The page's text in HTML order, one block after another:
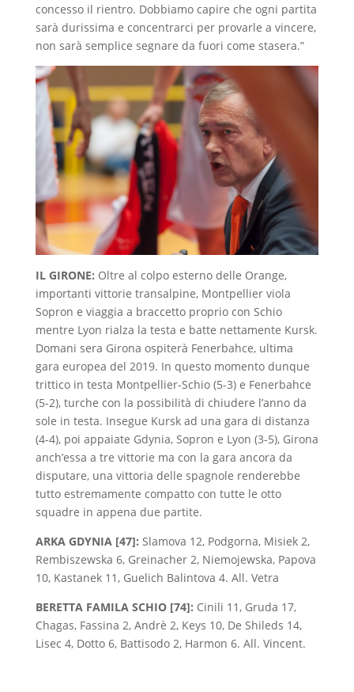
concesso il rientro. Dobbiamo capire che ogni partita
sarà durissima e concentrarci per provarle a vincere,
non sarà semplice segnare da fuori come stasera.”
IL GIRONE: Oltre al colpo esterno delle Orange,
importanti vittorie transalpine, Montpellier viola
Sopron e viaggia a braccetto proprio con Schio
mentre Lyon rialza la testa e batte nettamente Kursk.
Domani sera Girona ospiterà Fenerbahce, ultima
gara europea del 2019. In questo momento dunque
trittico in testa Montpellier-Schio (5-3) e Fenerbahce
(5-2), turche con la possibilità di chiudere l’anno da
sole in testa. Insegue Kursk ad una gara di distanza
(4-4), poi appaiate Gdynia, Sopron e Lyon (3-5), Girona
anch’essa a tre vittorie ma con la gara ancora da
disputare, una vittoria delle spagnole renderebbe
tutto estremamente compatto con tutte le otto
squadre in appena due partite.
ARKA GDYNIA [47]: Slamova 12, Podgorna, Misiek 2,
Rembiszewska 6, Greinacher 2, Niemojewska, Papova
10, Kastanek 11, Guelich Balintova 4. All. Vetra
BERETTA FAMILA SCHIO [74]: Cinili 11, Gruda 17,
Chagas, Fassina 2, Andrè 2, Keys 10, De Shileds 14,
Lisec 4, Dotto 6, Battisodo 2, Harmon 6. All. Vincent.